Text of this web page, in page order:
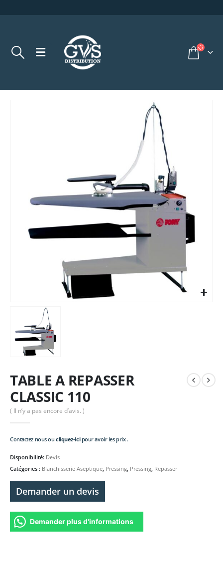
TABLE A REPASSER
CLASSIC 110
( Il n’y a pas encore d’avis. )
Contactez nous ou cliquez-icipour avoir les prix .
Disponibilité: Devis
Catégories : Blanchisserie Aseptique, Pressing, Pressing, Repasser
Demander un devis
Demander plus d'informations